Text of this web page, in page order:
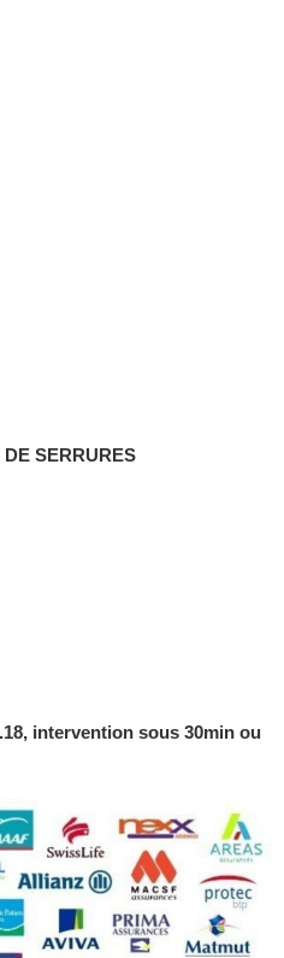
SERRURES
intervention sous 30min ou